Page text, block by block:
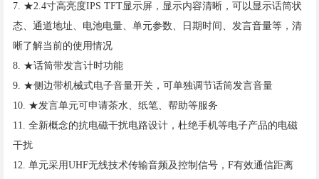
7. ★2.4寸高亮度IPS TFT显示屏，显示内容清晰，可以显示话筒状
态、通道地址、电池电量、单元参数、日期时间、发言音量等，清
晰了解当前的使用情况
8. ★话筒带发言计时功能
9. ★侧边带机械式电子音量开关，可单独调节话筒发言音量
10. ★发言单元可申请茶水、纸笔、帮助等服务
11. 全新概念的抗电磁干扰电路设计，杜绝手机等电子产品的电磁
干扰
12. 单元采用UHF无线技术传输音频及控制信号，F有效通信距离